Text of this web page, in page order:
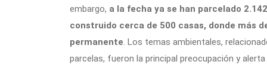
embargo, a la fecha ya se han parcelado
construido cerca de 500 casas, donde más
permanente . Los temas ambientales,
parcelas, fueron la principal preocupación y